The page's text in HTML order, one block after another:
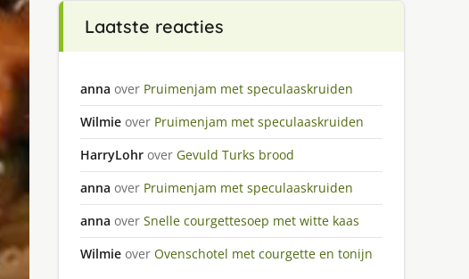
Laatste reacties
anna over Pruimenjam met speculaaskruiden
Wilmie over Pruimenjam met speculaaskruiden
HarryLohr over Gevuld Turks brood
anna over Pruimenjam met speculaaskruiden
anna over Snelle courgettesoep met witte kaas
Wilmie over Ovenschotel met courgette en tonijn